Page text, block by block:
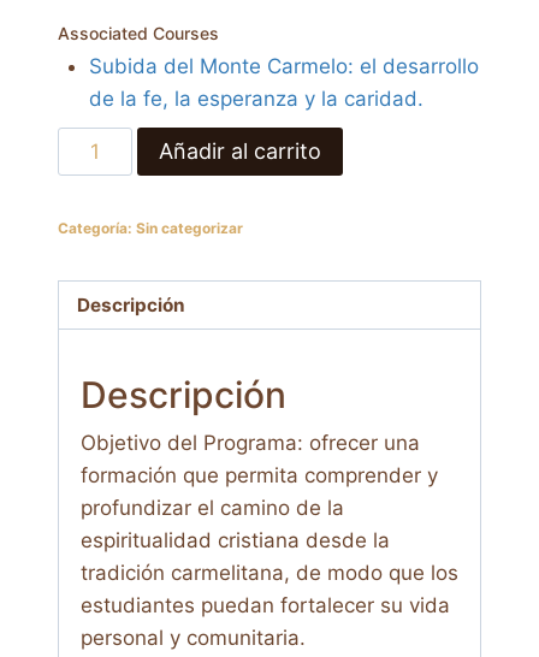
Associated Courses
Subida del Monte Carmelo: el desarrollo
de la fe, la esperanza y la caridad.
Subida
del
Carmelo:
desarrollo
de
esperanza
caridad.
cantidad
Añadir al carrito
Categoría: Sin categorizar
Descripción
Descripción
Objetivo del Programa: ofrecer una
formación que permita comprender y
profundizar el camino de la
espiritualidad cristiana desde la
tradición carmelitana, de modo que los
estudiantes puedan fortalecer su vida
personal y comunitaria.